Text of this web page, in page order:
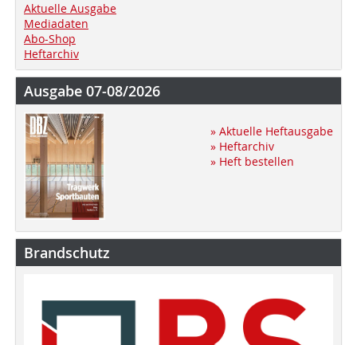
Aktuelle Ausgabe
Mediadaten
Abo-Shop
Heftarchiv
Ausgabe 07-08/2026
» Aktuelle Heftausgabe
» Heftarchiv
» Heft bestellen
Brandschutz